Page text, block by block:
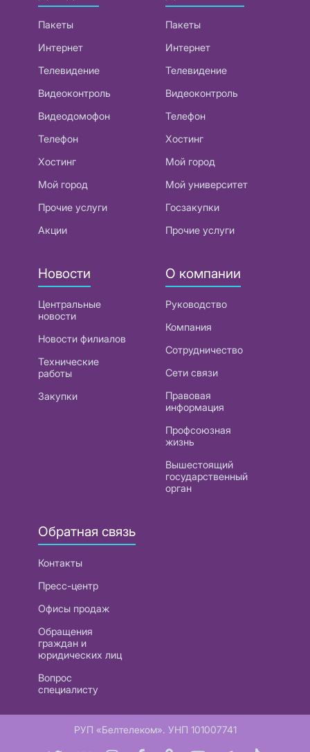
Пакеты
Интернет
Телевидение
Видеоконтроль
Видеодомофон
Телефон
Хостинг
Мой город
Прочие услуги
Акции
Пакеты
Интернет
Телевидение
Видеоконтроль
Телефон
Хостинг
Мой город
Мой университет
Госзакупки
Прочие услуги
Новости
Центральные
новости
Новости филиалов
Технические
работы
Закупки
О компании
Руководство
Компания
Сотрудничество
Сети связи
Правовая
информация
Профсоюзная
жизнь
Вышестоящий
государственный
орган
Обратная связь
Контакты
Пресс-центр
Офисы продаж
Обращения
граждан и
юридических лиц
Вопрос
специалисту
РУП «Белтелеком». УНП 101007741